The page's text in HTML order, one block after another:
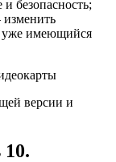
безопасность;
изменить
уже имеющийся
версии и